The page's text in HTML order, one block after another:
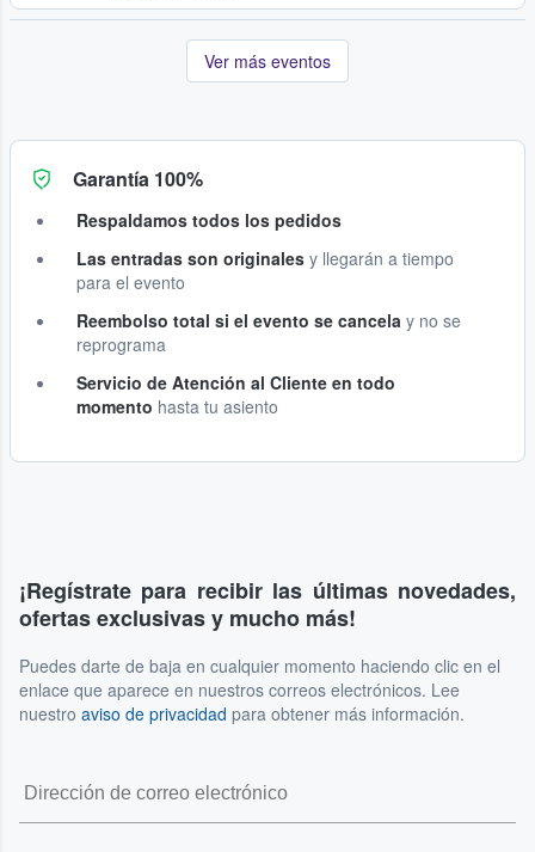
Ver más eventos
Garantía 100%
Respaldamos todos los pedidos
Las entradas son originales y llegarán a tiempo
para el evento
Reembolso total si el evento se cancela y no se
reprograma
Servicio de Atención al Cliente en todo
momento hasta tu asiento
¡Regístrate para recibir las últimas novedades,
ofertas exclusivas y mucho más!
Puedes darte de baja en cualquier momento haciendo clic en el
enlace que aparece en nuestros correos electrónicos. Lee
nuestro aviso de privacidad para obtener más información.